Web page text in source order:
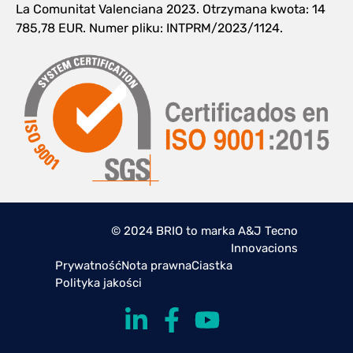
La Comunitat Valenciana 2023. Otrzymana kwota: 14
785,78 EUR. Numer pliku: INTPRM/2023/1124.
© 2024 BRIO to marka A&J Tecno
Innovacions
PrywatnośćNota prawnaCiastka
Polityka jakości